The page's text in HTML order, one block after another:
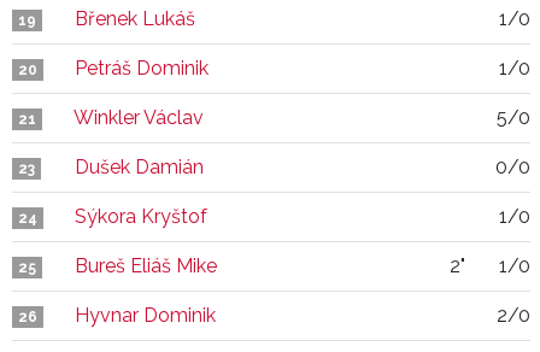
19 Břenek Lukáš 1/0
20 Petráš Dominik 1/0
21 Winkler Václav 5/0
23 Dušek Damián 0/0
24 Sýkora Kryštof 1/0
25 Bureš Eliáš Mike 2" 1/0
26 Hyvnar Dominik 2/0